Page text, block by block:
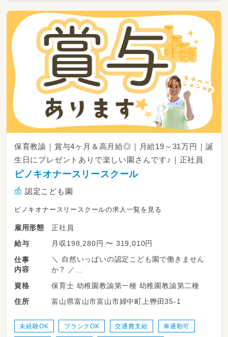
保育教諭｜賞与4ヶ月＆高月給◎｜月給19～31万円｜誕
生日にプレゼントありで楽しい園さんです♪｜正社員
ピノキオナースリースクール
認定こども園
ピノキオナースリースクールの求人一覧を見る
雇用形態
正社員
給与
月収198,280円 〜 319,010円
仕事
内容
＼ 自然いっぱいの認定こども園で働きません
か？ ／
中央植物園近くの自然豊かな環境で、
0～5歳児の保育・教育をお願いします♪
お任せするお仕事
◇ 0～5歳児の保育・教育
資格
保育士 幼稚園教諭第一種 幼稚園教諭第二種
住所
富山県富山市富山市婦中町上轡田35-1
未経験OK ブランクOK 交通費支給 車通勤可